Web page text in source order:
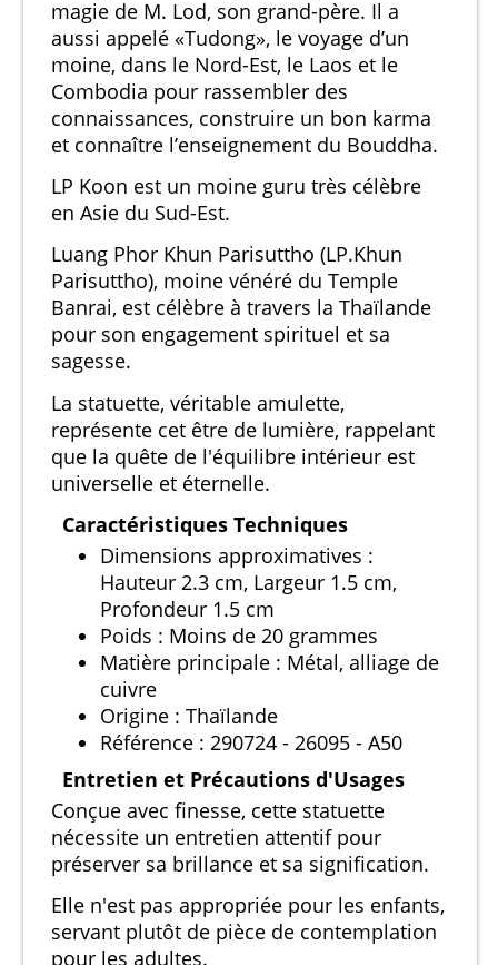
magie de M. Lod, son grand-père. Il a
aussi appelé «Tudong», le voyage d’un
moine, dans le Nord-Est, le Laos et le
Combodia pour rassembler des
connaissances, construire un bon karma
et connaître l’enseignement du Bouddha.
LP Koon est un moine guru très célèbre
en Asie du Sud-Est.
Luang Phor Khun Parisuttho (LP.Khun
Parisuttho), moine vénéré du Temple
Banrai, est célèbre à travers la Thaïlande
pour son engagement spirituel et sa
sagesse.
La statuette, véritable amulette,
représente cet être de lumière, rappelant
que la quête de l'équilibre intérieur est
universelle et éternelle.
Caractéristiques Techniques
Dimensions approximatives :
Hauteur 2.3 cm, Largeur 1.5 cm,
Profondeur 1.5 cm
Poids : Moins de 20 grammes
Matière principale : Métal, alliage de
cuivre
Origine : Thaïlande
Référence : 290724 - 26095 - A50
Entretien et Précautions d'Usages
Conçue avec finesse, cette statuette
nécessite un entretien attentif pour
préserver sa brillance et sa signification.
Elle n'est pas appropriée pour les enfants,
servant plutôt de pièce de contemplation
pour les adultes.